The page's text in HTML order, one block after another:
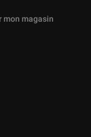
proposées
mon magasin